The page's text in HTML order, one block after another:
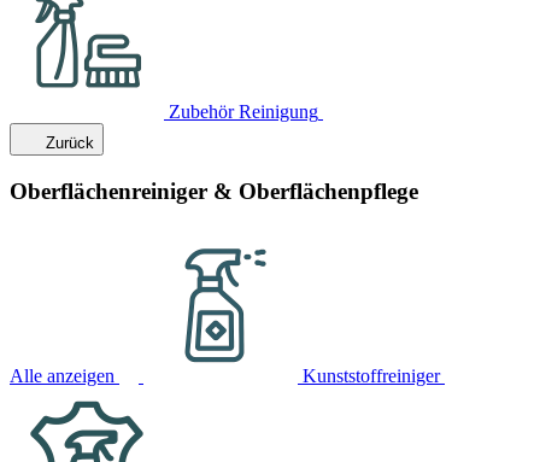
Zubehör Reinigung
Zurück
Oberflächenreiniger & Oberflächenpflege
Alle anzeigen Kunststoffreiniger